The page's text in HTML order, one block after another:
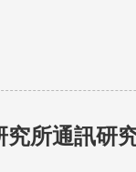
究所通訊研